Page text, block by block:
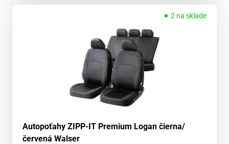
2 na sklade
Autopoťahy ZIPP-IT Premium Logan čierna/
červená Walser